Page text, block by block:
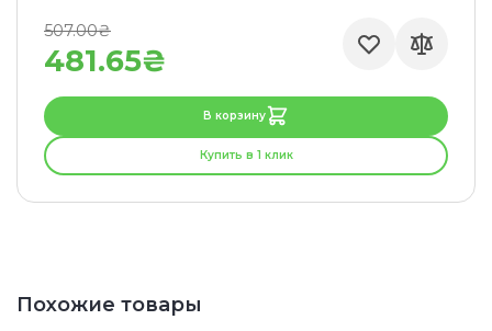
481.65₴
507.00₴
В корзину
Купить в 1 клик
Похожие товары